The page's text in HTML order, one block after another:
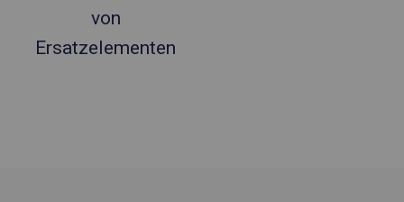
von
Ersatzelementen